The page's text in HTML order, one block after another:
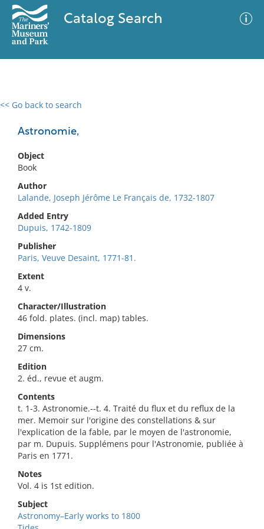
Catalog Search
<< Go back to search
Astronomie,
Object
Book
Author
Lalande, Joseph Jérôme Le Français de, 1732-1807
Added Entry
Dupuis, 1742-1809
Publisher
Paris, Veuve Desaint, 1771-81.
Extent
4 v.
Character/Illustration
46 fold. plates. (incl. map) tables.
Dimensions
27 cm.
Edition
2. éd., revue et augm.
Contents
t. 1-3. Astronomie.--t. 4. Traité du flux et du reflux de la
mer. Memoir sur l'origine des constellations & sur
l'explication de la fable, par le moyen de l'astronomie,
par m. Dupuis. Supplémens pour l'Astronomie, publiée à
Paris en 1771.
Notes
Vol. 4 is 1st edition.
Subject
Astronomy–Early works to 1800
0 results